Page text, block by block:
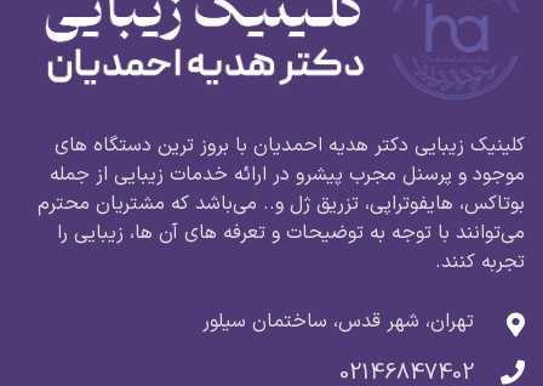
کلینیک زیبایی دکتر هدیه احمدیان با بروز ترین دستگاه های
موجود و پرسنل مجرب پیشرو در ارائه خدمات زیبایی از جمله
بوتاکس، هایفوتراپی، تزریق ژل و.. می‌باشد که مشتریان محترم
می‌توانند با توجه به توضیحات و تعرفه های آن ها، زیبایی را
تجربه کنند.
تهران، شهر قدس، ساختمان سیلور
02146847402